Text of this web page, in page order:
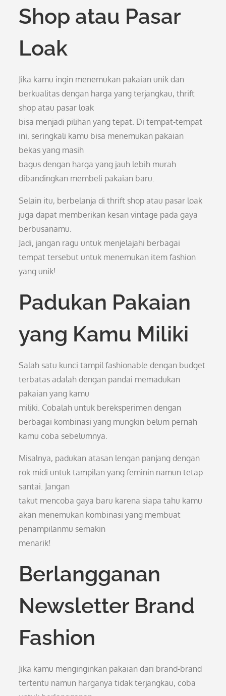
Shop atau Pasar
Loak
Jika kamu ingin menemukan pakaian unik dan
berkualitas dengan harga yang terjangkau, thrift
shop atau pasar loak
bisa menjadi pilihan yang tepat. Di tempat-tempat
ini, seringkali kamu bisa menemukan pakaian
bekas yang masih
bagus dengan harga yang jauh lebih murah
dibandingkan membeli pakaian baru.
Selain itu, berbelanja di thrift shop atau pasar loak
juga dapat memberikan kesan vintage pada gaya
berbusanamu.
Jadi, jangan ragu untuk menjelajahi berbagai
tempat tersebut untuk menemukan item fashion
yang unik!
Padukan Pakaian
yang Kamu Miliki
Salah satu kunci tampil fashionable dengan budget
terbatas adalah dengan pandai memadukan
pakaian yang kamu
miliki. Cobalah untuk bereksperimen dengan
berbagai kombinasi yang mungkin belum pernah
kamu coba sebelumnya.
Misalnya, padukan atasan lengan panjang dengan
rok midi untuk tampilan yang feminin namun tetap
santai. Jangan
takut mencoba gaya baru karena siapa tahu kamu
akan menemukan kombinasi yang membuat
penampilanmu semakin
menarik!
Berlangganan
Newsletter Brand
Fashion
Jika kamu menginginkan pakaian dari brand-brand
tertentu namun harganya tidak terjangkau, coba